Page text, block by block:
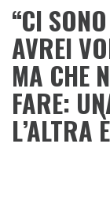
“CI
AVREI
MA CHE
FARE:
L’ALTRA